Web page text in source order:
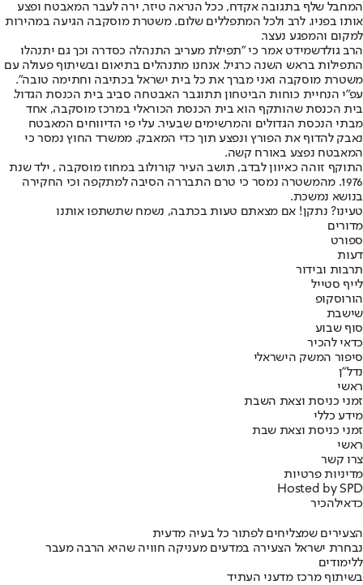
המחבל שלף בתגובה אקדח, ככל הנראה טיזר, ירה לעבר המאבטח ופצע
אותו בפניו. לרב ולכל המתפללים שלום. משטרת מוסקבה הגיעה במהירות
למקום והמפגע נעצר.
הרב גולדשמידט אמר כי "תפילת מעריב התנהלה כסדרה וכך גם יתנהלו
התפילות בראש השנה כרגיל. אנחנו מתנהלים בתיאום ובשיתוף פעולה עם
משטרת מוסקבה ואני מברך את כל בית ישראל בכתיבה וחתימה טובה".
עפ״י הנחיית כוחות הביטחון תתוגבר האבטחה סביב בית הכנסת הגדול.
בית הכנסת שהותקף הוא בית הכנסת הכוראלי במרכז מוסקבה, אחד
מבתי הנכסת הגדולים והמרשימים שבעיר. עלי פי הדיווחים המאבטח
נאבק להדוף את הפורץ ונפצע תוך כדי המאבק. ממשרד החוץ נמסר כי
המאבטח נפצע באורח קשה.
התוקף זוהה כאיוון לבדב, תושב העיר קורולוב במחוז מוסקבה , ילד שנת
1976. מהמשטרה נמסר כי טרם התבררה הסיבה למתקפה וכי החקירה
בנושא נמשכת.
טעינו? נתקן! אם מצאתם טעות בכתבה, נשמח שתשתפו אותנו
מדורים
ספורט
דעות
תרבות ובידור
לייף סטייל
הורוסקופ
שישבת
סוף שבוע
כדאי להכיר
סיפור המשק הישראלי
נדל"ן
ראשי
זמני כניסת וצאת השבת
מידע כללי
זמני כניסת וצאת שבת
ראשי
צרו קשר
מדיניות פרטיות
Hosted by SPD
כדאילהכיר
הצעירים שמצליחים לפתור כל בעיה מדעית
נבחרת ישראל הצעירה במדעים מעניקה חוויה שהיא הרבה מעבר
ללימודים
בשיתוף מרכז מדעני העתיד